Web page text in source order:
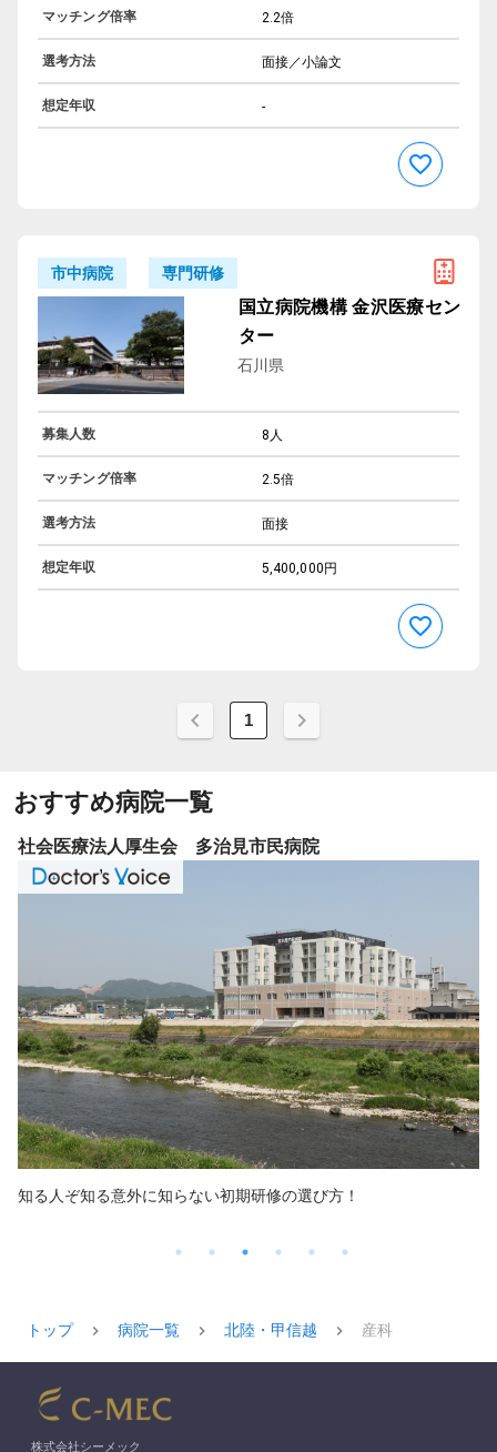
マッチング倍率 2.2倍
選考方法 面接／小論文
想定年収 -
市中病院 専門研修
国立病院機構 金沢医療セン
ター
石川県
募集人数 8人
マッチング倍率 2.5倍
選考方法 面接
想定年収 5,400,000円
1
おすすめ病院一覧
社会医療法人厚生会 多治見市民病院
知る人ぞ知る意外に知らない初期研修の選び方！
トップ 病院一覧 北陸・甲信越 産科
株式会社シーメック